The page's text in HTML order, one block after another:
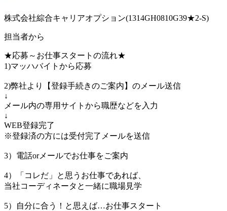
株式会社綜合キャリアオプション(1314GH0810G39★2-S)
担当者から
★応募～お仕事スタートの流れ★
1)マッハバイトから応募
2)弊社より【登録手続きのご案内】のメール送信
↓
メール内の専用サイトから職歴などを入力
↓
WEB登録完了
※登録済の方には受付完了メールを送信
3）電話orメールでお仕事をご案内
4）「コレだ」と思うお仕事であれば、
当社コーディネータと一緒に職場見学
5）自分に合う！と思えば…お仕事スタート